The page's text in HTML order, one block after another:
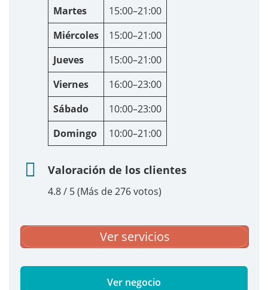
Martes
15:00–21:00
Miércoles
15:00–21:00
Jueves
15:00–21:00
Viernes
16:00–23:00
Sábado
10:00–23:00
Domingo
10:00–21:00
Valoración de los clientes
4.8 / 5 (Más de 276 votos)
Ver servicios
Ver negocio